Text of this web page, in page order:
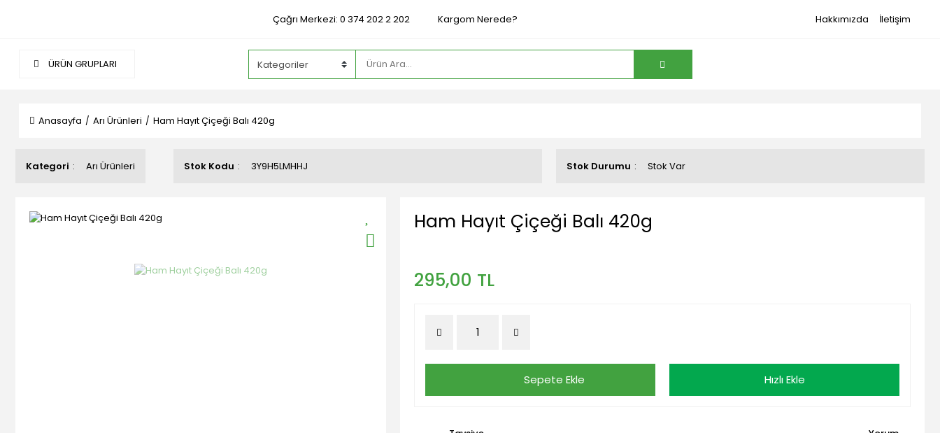
Çağrı Merkezi: 0 374 202 2 202 Kargom Nerede? Hakkımızda İletişim
ÜRÜN GRUPLARI
Anasayfa Arı Ürünleri Ham Hayıt Çiçeği Balı 420g
Kategori Arı Ürünleri Stok Kodu 3Y9H5LMHHJ Stok Durumu Stok Var
Ham Hayıt Çiçeği Balı 420g
295,00 TL
Sepete Ekle Hızlı Ekle